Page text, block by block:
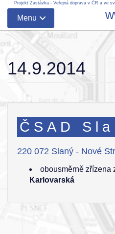
Projekt Zastávka - Veřejná doprava v ČR a ve
Menu
14.9.2014
ČSAD
220 072 Slaný - Nové
obousměrně zřízena
Karlovarská